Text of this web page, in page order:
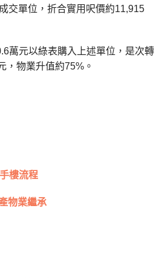
交單位，折合實用呎價約11,915
萬元以綠表購入上述單位，是次轉
，物業升值約75%。
樓流程
物業繼承